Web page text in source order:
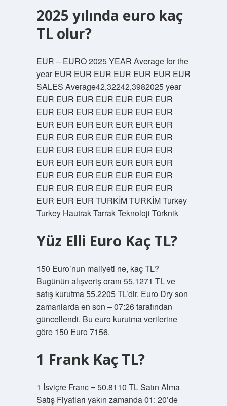
2025 yılında euro kaç
TL olur?
EUR – EURO 2025 YEAR Average for the
year EUR EUR EUR EUR EUR EUR EUR
SALES Average42,32242,3982025 year
EUR EUR EUR EUR EUR EUR EUR
EUR EUR EUR EUR EUR EUR EUR
EUR EUR EUR EUR EUR EUR EUR
EUR EUR EUR EUR EUR EUR EUR
EUR EUR EUR EUR EUR EUR EUR
EUR EUR EUR EUR EUR EUR EUR
EUR EUR EUR EUR EUR EUR EUR
EUR EUR EUR EUR EUR EUR EUR
EUR EUR EUR TURKİM TURKİM Turkey
Turkey Hautrak Tarrak Teknoloji Türknik
Yüz Elli Euro Kaç TL?
150 Euro’nun maliyeti ne, kaç TL?
Bugünün alışveriş oranı 55.1271 TL ve
satış kurutma 55.2205 TL’dir. Euro Dry son
zamanlarda en son – 07:26 tarafından
güncellendi. Bu euro kurutma verilerine
göre 150 Euro 7156.
1 Frank Kaç TL?
1 İsviçre Franc = 50.8110 TL Satın Alma
Satış Fiyatları yakın zamanda 01: 20’de